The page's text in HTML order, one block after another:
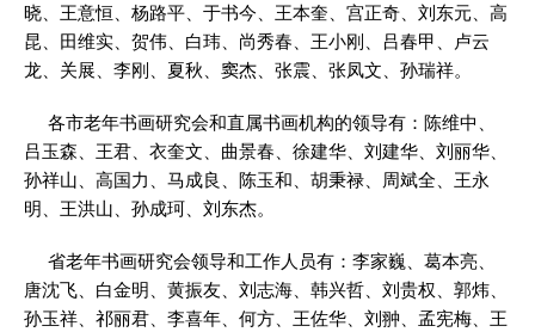
晓、王意恒、杨路平、于书今、王本奎、宫正奇、刘东元、高
昆、田维实、贺伟、白玮、尚秀春、王小刚、吕春甲、卢云
龙、关展、李刚、夏秋、窦杰、张震、张凤文、孙瑞祥。
各市老年书画研究会和直属书画机构的领导有：陈维中、
吕玉森、王君、衣奎文、曲景春、徐建华、刘建华、刘丽华、
孙祥山、高国力、马成良、陈玉和、胡秉禄、周斌全、王永
明、王洪山、孙成珂、刘东杰。
省老年书画研究会领导和工作人员有：李家巍、葛本亮、
唐沈飞、白金明、黄振友、刘志海、韩兴哲、刘贵权、郭炜、
孙玉祥、祁丽君、李喜年、何方、王佐华、刘翀、孟宪梅、王